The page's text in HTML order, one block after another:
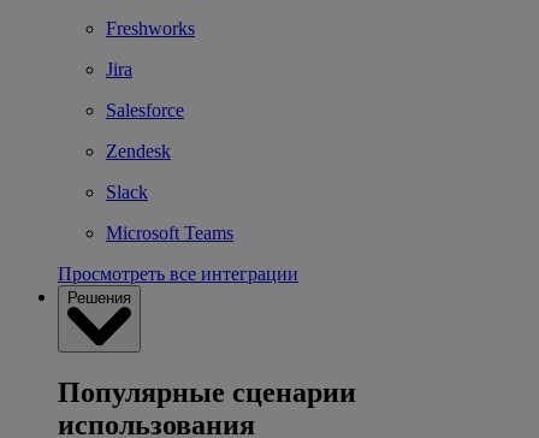
Freshworks
Jira
Salesforce
Zendesk
Slack
Microsoft Teams
Просмотреть все интеграции
Решения
Популярные сценарии
использования